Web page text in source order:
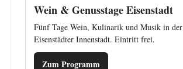
Wein & Genusstage Eisenstadt
Fünf Tage Wein, Kulinarik und Musik in der
Eisenstädter Innenstadt. Eintritt frei.
Zum Programm